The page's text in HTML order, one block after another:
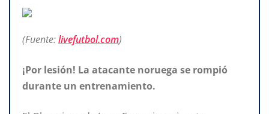
(Fuente:livefutbol.com)
¡Por lesión! La atacante noruega se rompió
durante un entrenamiento.